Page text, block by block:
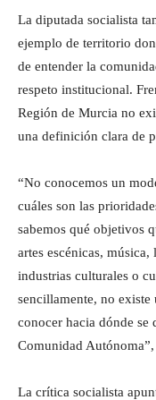
La diputada socialista
ejemplo de territorio
de entender la
respeto institucional.
Región de Murcia no
una definición clara de
“No conocemos un
cuáles son las
sabemos qué objetivos
artes escénicas,
industrias culturales o
sencillamente, no
conocer hacia dónde
Comunidad
La crítica socialista